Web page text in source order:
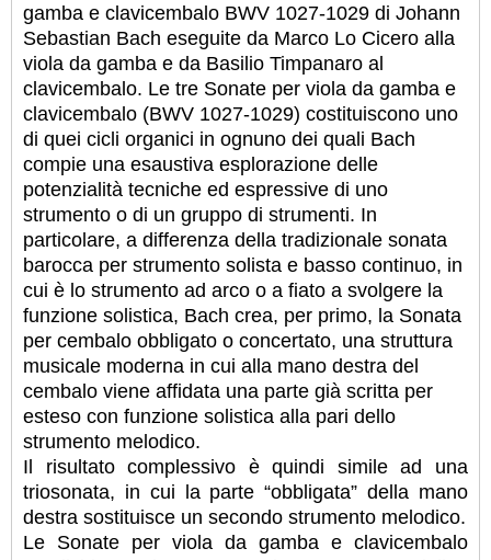
gamba e clavicembalo BWV 1027-1029 di Johann
Sebastian Bach eseguite da Marco Lo Cicero alla
viola da gamba e da Basilio Timpanaro al
clavicembalo. Le tre Sonate per viola da gamba e
clavicembalo (BWV 1027-1029) costituiscono uno
di quei cicli organici in ognuno dei quali Bach
compie una esaustiva esplorazione delle
potenzialità tecniche ed espressive di uno
strumento o di un gruppo di strumenti. In
particolare, a differenza della tradizionale sonata
barocca per strumento solista e basso continuo, in
cui è lo strumento ad arco o a fiato a svolgere la
funzione solistica, Bach crea, per primo, la Sonata
per cembalo obbligato o concertato, una struttura
musicale moderna in cui alla mano destra del
cembalo viene affidata una parte già scritta per
esteso con funzione solistica alla pari dello
strumento melodico.
Il risultato complessivo è quindi simile ad una
triosonata, in cui la parte “obbligata” della mano
destra sostituisce un secondo strumento melodico.
Le Sonate per viola da gamba e clavicembalo